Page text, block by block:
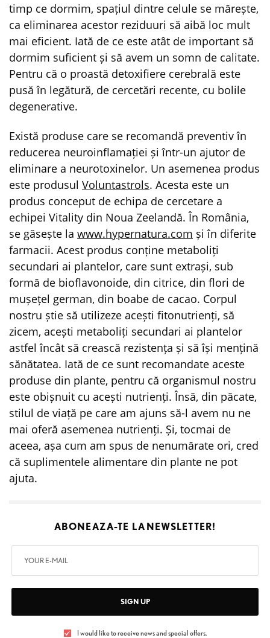
timp ce dormim, spațiul dintre celule se mărește,
ca eliminarea acestor reziduuri să aibă loc mult
mai eficient. Iată de ce este atât de important să
dormim suficient și să avem un somn de calitate.
Pentru că o proastă detoxifiere cerebrală este
pusă în legătură, de cercetări recente, cu bolile
degenerative.
Există produse care se recomandă preventiv în
reducerea neuroinflamației și într-un ajutor de
eliminare a neurotoxinelor. Un asemenea produs
este produsulVoluntastrols. Acesta este un
produs conceput de echipa de cercetare a
echipei Vitality din Noua Zeelandă. În România,
se găsește lawww.hypernatura.com și în diferite
farmacii. Acest produs conține metaboliți
secundari ai plantelor, care sunt extrași, sub
formă de bioflavonoide, din citrice, din flori de
mușețel german, din boabe de cacao. Corpul
nostru știe să utilizeze acești fitonutrienți, să
zicem, acești metaboliți secundari ai plantelor
astfel încât să crească rezistența și să își mențină
sănătatea. Iată de ce sunt recomandate aceste
produse din plante, pentru că organismul nostru
este obișnuit cu acești nutrienți. Însă, din păcate,
stilul de viață pe care am ajuns să-l avem nu ne
mai oferă asemenea nutrienți. Și, tocmai de
aceea, așa cum am spus de nenumărate ori, cred
că suplimentele alimentare din plante ne pot
ajuta.
ABONEAZA-TE LA NEWSLETTER!
SIGN UP
I would like to receive news and special offers.